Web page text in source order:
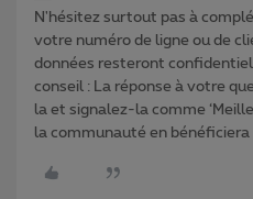
N'hésitez surtout pas à
votre numéro de ligne ou de
données resteront
conseil : La réponse à votre
la et signalez-la comme
la communauté en